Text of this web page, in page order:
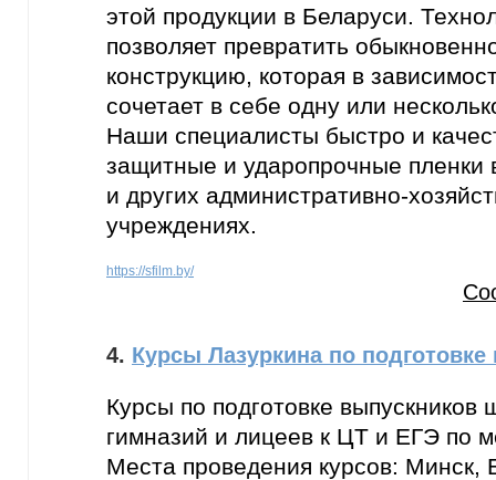
этой продукции в Беларуси.
позволяет превратить
конструкцию, которая в
сочетает в себе одну или
Наши специалисты быстро и
защитные и ударопрочные пленки
и других административно-
учреждениях.
https://sfilm.by/
4. Курсы Лазуркина по
Курсы по подготовке выпускников
гимназий и лицеев к ЦТ и ЕГЭ по
Места проведения курсов: Минск,